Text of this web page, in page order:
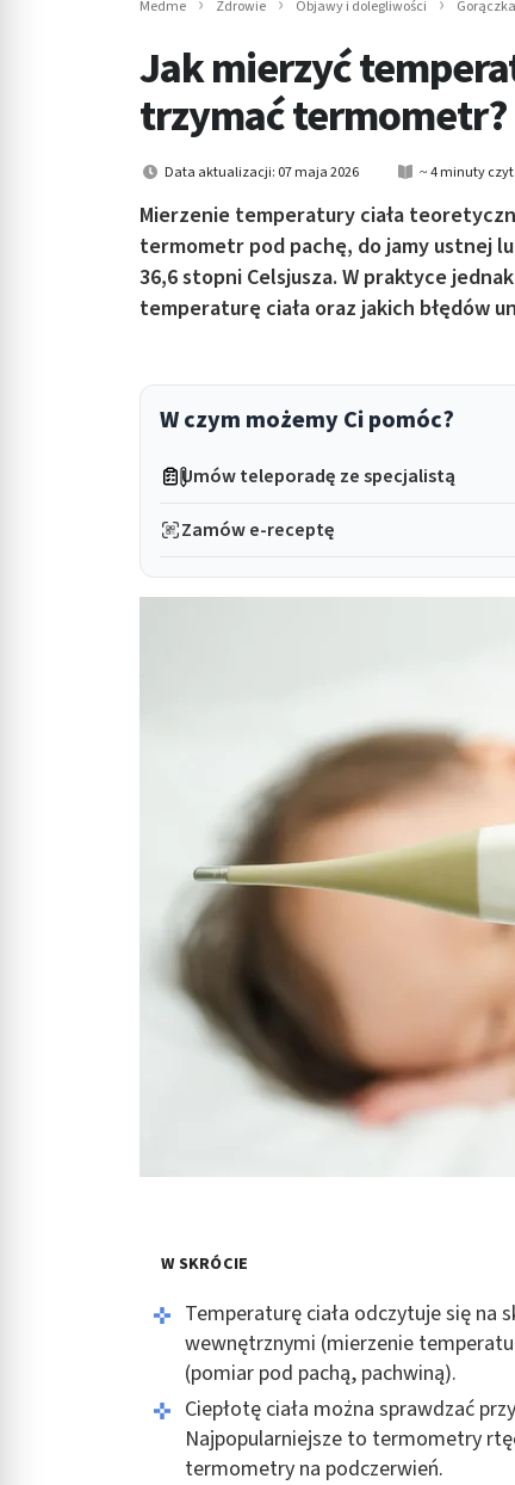
Medme Zdrowie Objawy i dolegliwości Gorączka
Jak mierzyć
trzymać termometr?
Data aktualizacji: 07 maja 2026 ~ 4 minuty
Mierzenie temperatury ciała
termometr pod pachę, do jamy ustnej
36,6 stopni Celsjusza. W praktyce
temperaturę ciała oraz jakich błędów
W czym możemy Ci pomóc?
Umów teleporadę ze specjalistą
Zamów e-receptę
W SKRÓCIE
Temperaturę ciała odczytuje się
wewnętrznymi (mierzenie
(pomiar pod pachą, pachwiną).
Ciepłotę ciała można sprawdzać
Najpopularniejsze to termometry
termometry na podczerwień.